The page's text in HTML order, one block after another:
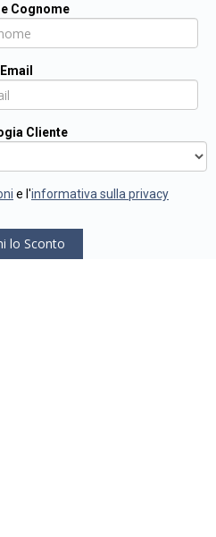
e Cognome
Email
Cliente
e l'informativa sulla privacy
lo Sconto